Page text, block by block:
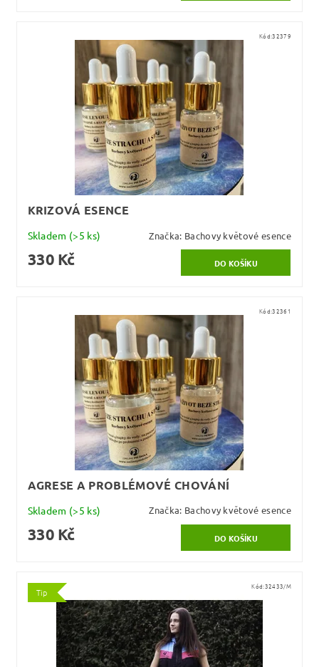
Kód:32379
KRIZOVÁ ESENCE
Skladem (>5 ks) Značka: Bachovy květové esence
330 Kč
Kód:32361
AGRESE A PROBLÉMOVÉ CHOVÁNÍ
Skladem (>5 ks) Značka: Bachovy květové esence
330 Kč
Tip
Kód:32433/M